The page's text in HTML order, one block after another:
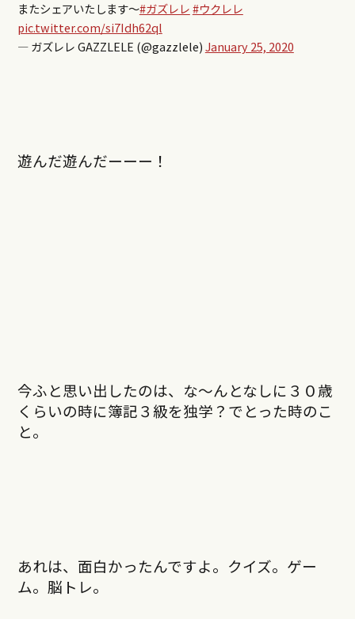
またシェアいたします〜#ガズレレ#ウクレレ
pic.twitter.com/si7Idh62ql
— ガズレレ GAZZLELE (@gazzlele)January 25, 2020
遊んだ遊んだーーー！
今ふと思い出したのは、な～んとなしに３０歳
くらいの時に簿記３級を独学？でとった時のこ
と。
あれは、面白かったんですよ。クイズ。ゲー
ム。脳トレ。